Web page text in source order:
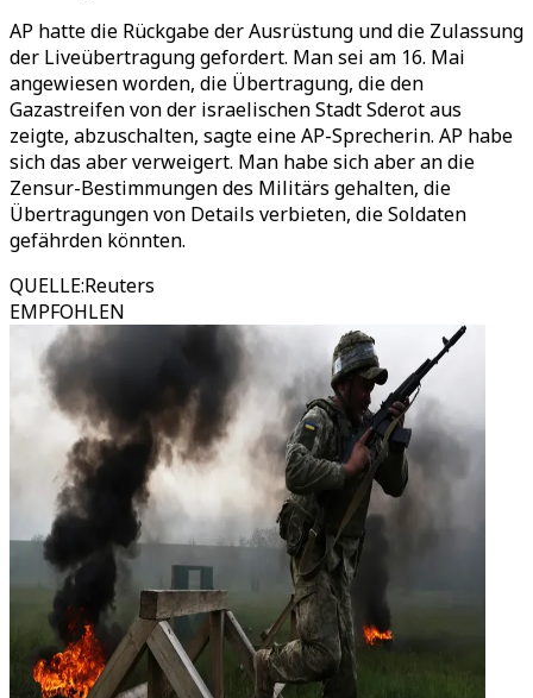
AP hatte die Rückgabe der Ausrüstung und die Zulassung
der Liveübertragung gefordert. Man sei am 16. Mai
angewiesen worden, die Übertragung, die den
Gazastreifen von der israelischen Stadt Sderot aus
zeigte, abzuschalten, sagte eine AP-Sprecherin. AP habe
sich das aber verweigert. Man habe sich aber an die
Zensur-Bestimmungen des Militärs gehalten, die
Übertragungen von Details verbieten, die Soldaten
gefährden könnten.
QUELLE:Reuters
EMPFOHLEN